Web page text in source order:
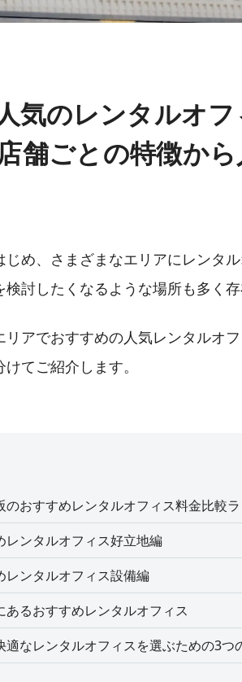
気のレンタルオ
舗ごとの特徴か
じめ、さまざまなエリアにレンタ
討したくなるような場所も多く存
アでおすすめの人気レンタルオ
てご紹介します。
のおすすめレンタルオフィス料金比較
レンタルオフィス好立地編
レンタルオフィス設備編
あるおすすめレンタルオフィス
適なレンタルオフィスを選ぶための3つ